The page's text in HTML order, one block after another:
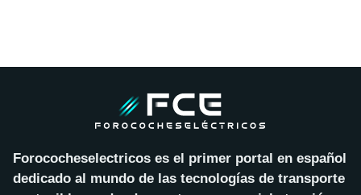
Forococheselectricos es el primer portal en español
dedicado al mundo de las tecnologías de transporte